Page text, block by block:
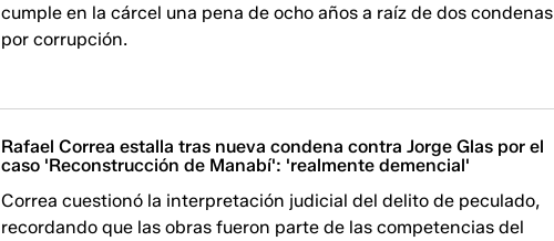
cumple en la cárcel una pena de ocho años a raíz de dos condenas
por corrupción.
Rafael Correa estalla tras nueva condena contra Jorge Glas por el
caso 'Reconstrucción de Manabí': 'realmente demencial'
Correa cuestionó la interpretación judicial del delito de peculado,
recordando que las obras fueron parte de las competencias del